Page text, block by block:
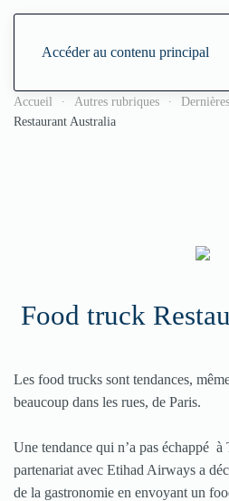
Accéder au contenu principal
Accueil Autres rubriques
Restaurant Australia
Food truck
Les food trucks sont tendances,
beaucoup dans les rues, de Paris.
Une tendance qui n’a pas échappé
partenariat avec Etihad Airways a
de la gastronomie en envoyant un